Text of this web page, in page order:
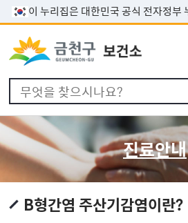
본문 바로가기
이 누리집은 대한민국 공식 전자정부
진료안내
B형간염 주산기감염이란?